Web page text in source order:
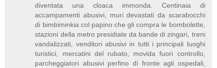
diventata una cloaca immonda. Centinaia di
accampamenti abusivi, muri devastati da scarabocchi
di bimbiminkia col papino che gli compra le bombolette,
stazioni della metro presidiate da bande di zingari, treni
vandalizzati, venditori abusivi in tutti i principali luoghi
turistici, mercatini del rubato, movida fuori controllo,
parcheggiatori abusivi perfino di fronte agli ospedali,